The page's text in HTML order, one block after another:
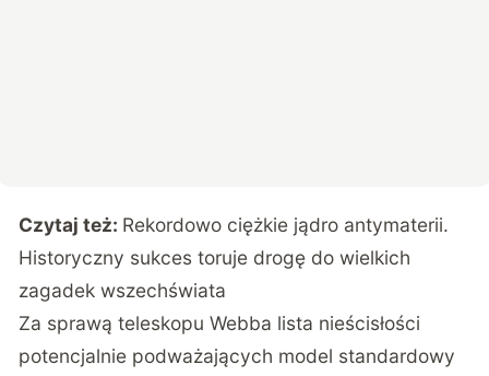
Czytaj też: Rekordowo ciężkie jądro antymaterii.
Historyczny sukces toruje drogę do wielkich
zagadek wszechświata
Za sprawą teleskopu Webba lista nieścisłości
potencjalnie podważających model standardowy